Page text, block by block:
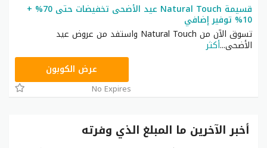
قسيمة Natural Touch عيد الأضحى تخفيضات حتى 70% +
10% توفير إضافي
تسوق الآن من Natural Touch واستفد من عروض عيد
الأضحى...أكثر
عرض الكوبون
No Expires
أخبر الآخرين ما المبلغ الذي وفرته